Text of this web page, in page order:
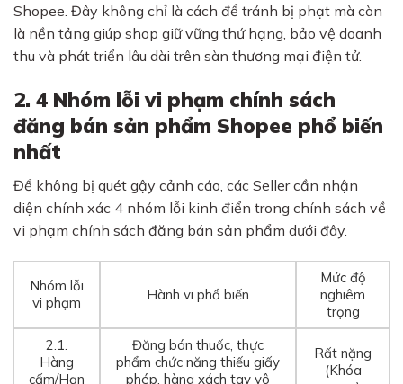
Shopee. Đây không chỉ là cách để tránh bị phạt mà còn
là nền tảng giúp shop giữ vững thứ hạng, bảo vệ doanh
thu và phát triển lâu dài trên sàn thương mại điện tử.
2. 4 Nhóm lỗi vi phạm chính sách
đăng bán sản phẩm Shopee phổ biến
nhất
Để không bị quét gậy cảnh cáo, các Seller cần nhận
diện chính xác 4 nhóm lỗi kinh điển trong chính sách về
vi phạm chính sách đăng bán sản phẩm dưới đây.
Nhóm lỗi
vi phạm
Hành vi phổ biến
Mức độ
nghiêm
trọng
2.1.
Hàng
cấm/Hạn
Đăng bán thuốc, thực
phẩm chức năng thiếu giấy
phép, hàng xách tay vô
Rất nặng
(Khóa